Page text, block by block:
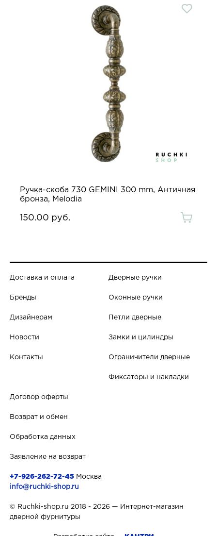
Ручка-скоба 730 GEMINI 300 mm, Античная
бронза, Melodia
150.00 руб.
Доставка и оплата
Бренды
Дизайнерам
Новости
Контакты
Дверные ручки
Оконные ручки
Петли дверные
Замки и цилиндры
Ограничители дверные
Фиксаторы и накладки
Договор оферты
Возврат и обмен
Обработка данных
Заявление на возврат
+7-926-262-72-45 Москва
info@ruchki-shop.ru
© Ruchki-shop.ru 2018 - 2026 — Интернет-магазин
дверной фурнитуры